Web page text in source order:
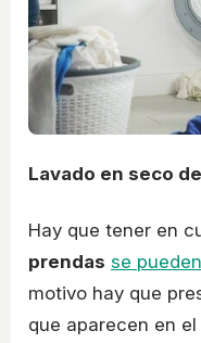
Lavado en seco
Hay que tener en
prendas se
motivo hay que
que aparecen en